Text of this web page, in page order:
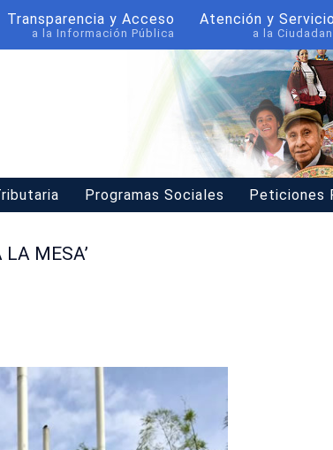
Transparencia y Acceso
a la Información Pública
Atención y
a la
Programas Sociales Peticiones
LA MESA’